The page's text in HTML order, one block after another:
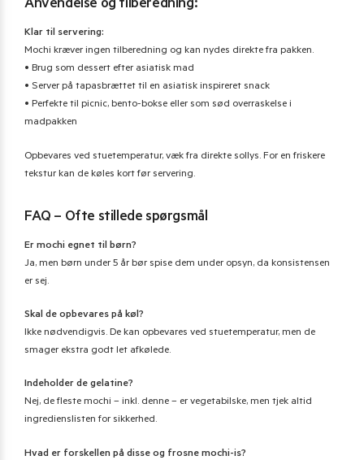
Anvendelse og tilberedning:
Klar til servering:
Mochi kræver ingen tilberedning og kan nydes direkte fra pakken.
• Brug som dessert efter asiatisk mad
• Server på tapasbrættet til en asiatisk inspireret snack
• Perfekte til picnic, bento-bokse eller som sød overraskelse i
madpakken
Opbevares ved stuetemperatur, væk fra direkte sollys. For en friskere
tekstur kan de køles kort før servering.
FAQ – Ofte stillede spørgsmål
Er mochi egnet til børn?
Ja, men børn under 5 år bør spise dem under opsyn, da konsistensen
er sej.
Skal de opbevares på køl?
Ikke nødvendigvis. De kan opbevares ved stuetemperatur, men de
smager ekstra godt let afkølede.
Indeholder de gelatine?
Nej, de fleste mochi – inkl. denne – er vegetabilske, men tjek altid
ingredienslisten for sikkerhed.
Hvad er forskellen på disse og frosne mochi-is?